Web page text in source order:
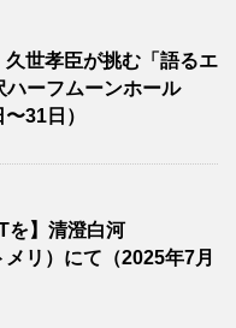
久世孝臣が挑む「語るエ
ハーフムーンホール
31日）
を】清澄白河
リ）にて（2025年7月